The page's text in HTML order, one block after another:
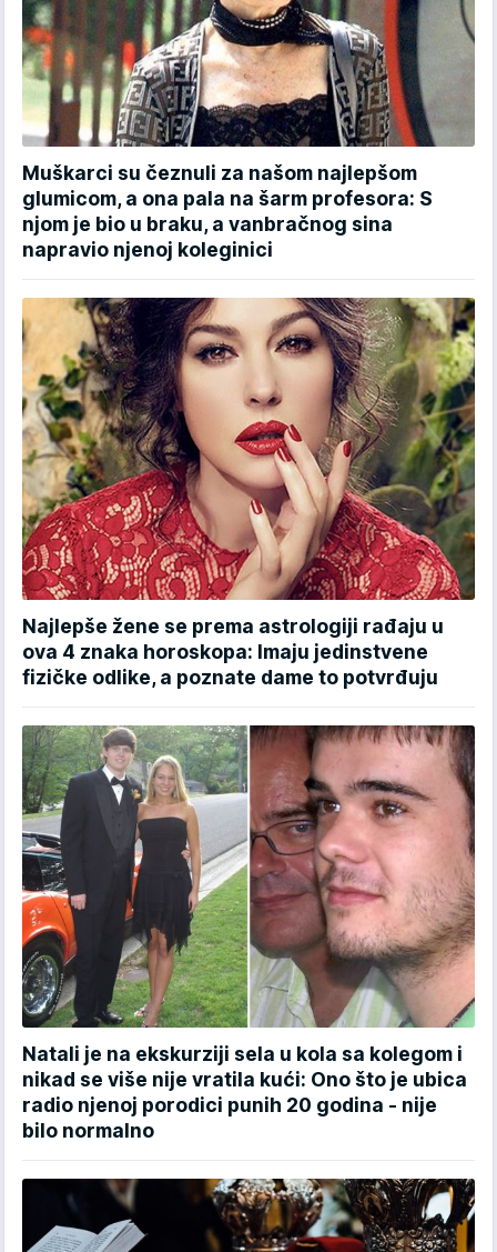
Muškarci su čeznuli za našom najlepšom
glumicom, a ona pala na šarm profesora: S
njom je bio u braku, a vanbračnog sina
napravio njenoj koleginici
Najlepše žene se prema astrologiji rađaju u
ova 4 znaka horoskopa: Imaju jedinstvene
fizičke odlike, a poznate dame to potvrđuju
Natali je na ekskurziji sela u kola sa kolegom i
nikad se više nije vratila kući: Ono što je ubica
radio njenoj porodici punih 20 godina - nije
bilo normalno